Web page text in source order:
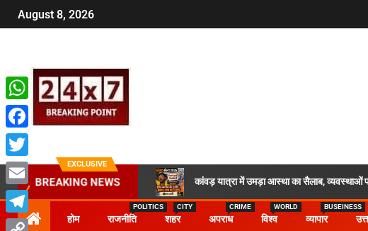
August 8, 2026
EXCLUSIVE
BREAKING NEWS कांवड़ यात्रा में उमड़ा आस्था का सैलाब,
होम राजनीति
POLITICS
शहर
CITY
अपराध
CRIME
विश्व
WORLD
व्यापार
BUSEINESS
WhatsApp
Facebook
Twitter
Email
Telegram